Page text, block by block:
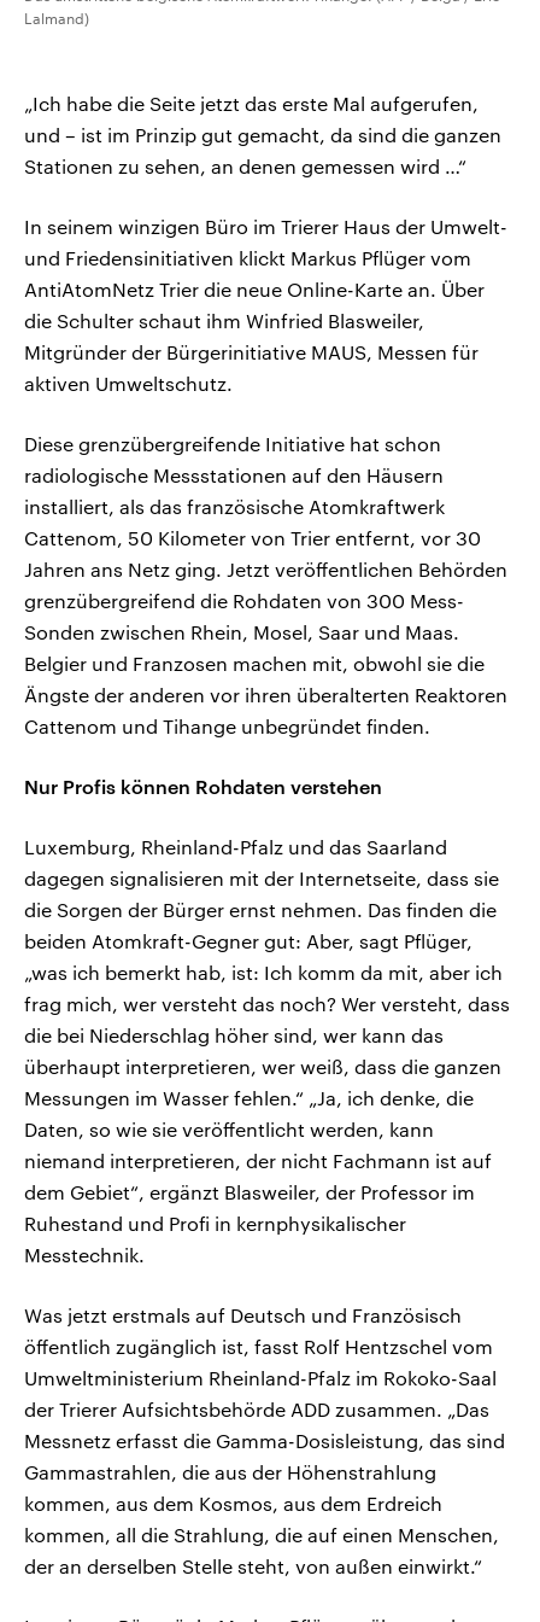
Lalmand)
„Ich habe die Seite jetzt das erste Mal aufgerufen,
und – ist im Prinzip gut gemacht, da sind die ganzen
Stationen zu sehen, an denen gemessen wird …“
In seinem winzigen Büro im Trierer Haus der Umwelt-
und Friedensinitiativen klickt Markus Pflüger vom
AntiAtomNetz Trier die neue Online-Karte an. Über
die Schulter schaut ihm Winfried Blasweiler,
Mitgründer der Bürgerinitiative MAUS, Messen für
aktiven Umweltschutz.
Diese grenzübergreifende Initiative hat schon
radiologische Messstationen auf den Häusern
installiert, als das französische Atomkraftwerk
Cattenom, 50 Kilometer von Trier entfernt, vor 30
Jahren ans Netz ging. Jetzt veröffentlichen Behörden
grenzübergreifend die Rohdaten von 300 Mess-
Sonden zwischen Rhein, Mosel, Saar und Maas.
Belgier und Franzosen machen mit, obwohl sie die
Ängste der anderen vor ihren überalterten Reaktoren
Cattenom und Tihange unbegründet finden.
Nur Profis können Rohdaten verstehen
Luxemburg, Rheinland-Pfalz und das Saarland
dagegen signalisieren mit der Internetseite, dass sie
die Sorgen der Bürger ernst nehmen. Das finden die
beiden Atomkraft-Gegner gut: Aber, sagt Pflüger,
„was ich bemerkt hab, ist: Ich komm da mit, aber ich
frag mich, wer versteht das noch? Wer versteht, dass
die bei Niederschlag höher sind, wer kann das
überhaupt interpretieren, wer weiß, dass die ganzen
Messungen im Wasser fehlen.“ „Ja, ich denke, die
Daten, so wie sie veröffentlicht werden, kann
niemand interpretieren, der nicht Fachmann ist auf
dem Gebiet“, ergänzt Blasweiler, der Professor im
Ruhestand und Profi in kernphysikalischer
Messtechnik.
Was jetzt erstmals auf Deutsch und Französisch
öffentlich zugänglich ist, fasst Rolf Hentzschel vom
Umweltministerium Rheinland-Pfalz im Rokoko-Saal
der Trierer Aufsichtsbehörde ADD zusammen. „Das
Messnetz erfasst die Gamma-Dosisleistung, das sind
Gammastrahlen, die aus der Höhenstrahlung
kommen, aus dem Kosmos, aus dem Erdreich
kommen, all die Strahlung, die auf einen Menschen,
der an derselben Stelle steht, von außen einwirkt.“